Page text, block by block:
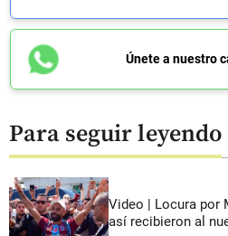
Únete a nuestro
Para seguir leyendo
Video | Locura por
así recibieron al